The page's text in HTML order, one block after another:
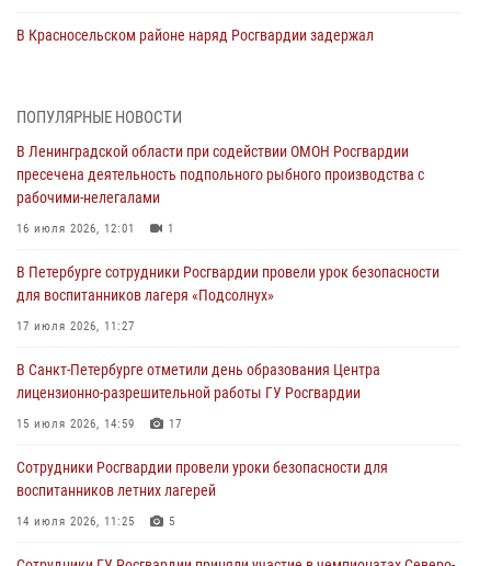
В Красносельском районе наряд Росгвардии задержал
06 августа 2026, 13:39 1
В Центральном районе росгвардейцы оперативно задержали
хулигана, стрелявшего из пускового устройства рядом с жилыми
домами
06 августа 2026, 11:36
Сотрудники и военнослужащие Росгвардии обеспечили
правопорядок при проведении матча "Зенит" - "Балтика"
06 августа 2026, 07:30
В Выборгском районе наряд Росгвардии обнаружил
разыскиваемый преступный автотранспорт
05 августа 2026, 12:25 2
Петербургские росгвардейцы обнаружили объявленный в розыск
автомобиль, ранее использовавшийся при совершении кражи в
Ленобласти
ПОПУЛЯРНЫЕ НОВОСТИ
В Ленинградской области при содействии ОМОН Росгвардии
пресечена деятельность подпольного рыбного производства с
рабочими-нелегалами
16 июля 2026, 12:01 1
В Петербурге сотрудники Росгвардии провели урок безопасности
для воспитанников лагеря «Подсолнух»
17 июля 2026, 11:27
В Санкт-Петербурге отметили день образования Центра
лицензионно-разрешительной работы ГУ Росгвардии
15 июля 2026, 14:59 17
Сотрудники Росгвардии провели уроки безопасности для
воспитанников летних лагерей
14 июля 2026, 11:25 5